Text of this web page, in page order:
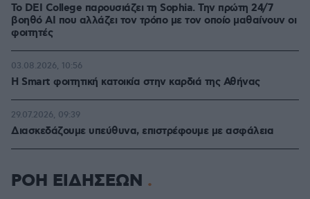
Το DEI College παρουσιάζει τη Sophia. Την πρώτη 24/7
βοηθό AI που αλλάζει τον τρόπο με τον οποίο μαθαίνουν οι
φοιτητές
Η Smart φοιτητική κατοικία στην καρδιά της Αθήνας
03.08.2026, 10:56
Διασκεδάζουμε υπεύθυνα, επιστρέφουμε με ασφάλεια
29.07.2026, 09:39
ΡΟΗ ΕΙΔΗΣΕΩΝ